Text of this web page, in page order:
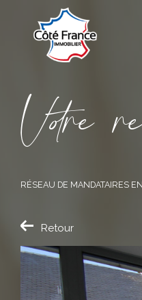
Vore re
RÉSEAU DE MANDATAIRES
Retour